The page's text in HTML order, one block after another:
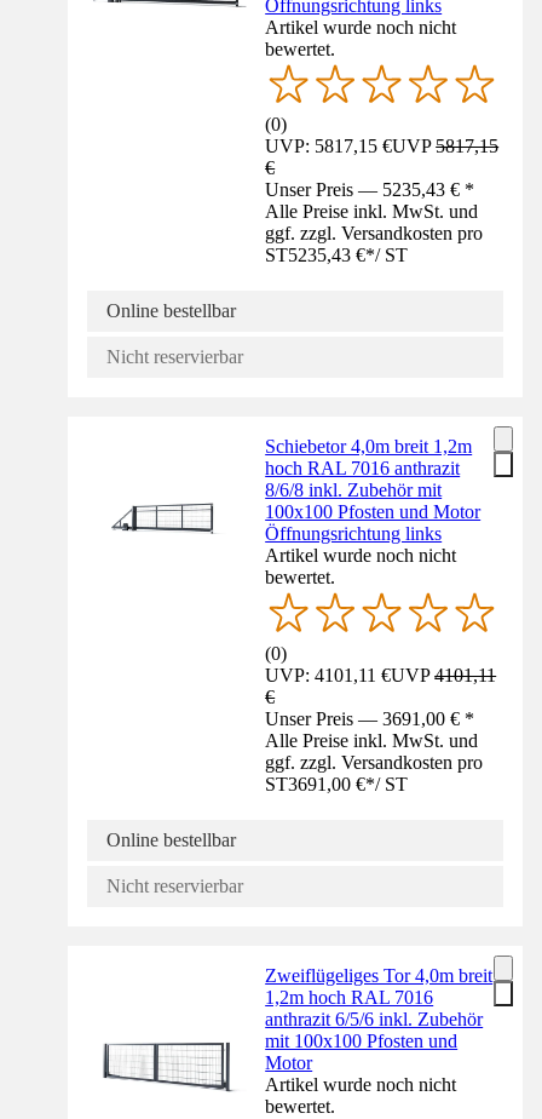
Öffnungsrichtung links
Artikel wurde noch nicht
bewertet.
(0)
UVP: 5817,15 €UVP5817,15
€
Unser Preis — 5235,43 € *
Alle Preise inkl. MwSt. und
ggf. zzgl. Versandkosten pro
ST5235,43 €*/ ST
Online bestellbar
Nicht reservierbar
Schiebetor 4,0m breit 1,2m
hoch RAL 7016 anthrazit
8/6/8 inkl. Zubehör mit
100x100 Pfosten und Motor
Öffnungsrichtung links
Artikel wurde noch nicht
bewertet.
(0)
UVP: 4101,11 €UVP4101,11
€
Unser Preis — 3691,00 € *
Alle Preise inkl. MwSt. und
ggf. zzgl. Versandkosten pro
ST3691,00 €*/ ST
Online bestellbar
Nicht reservierbar
Zweiflügeliges Tor 4,0m breit
1,2m hoch RAL 7016
anthrazit 6/5/6 inkl. Zubehör
mit 100x100 Pfosten und
Motor
Artikel wurde noch nicht
bewertet.